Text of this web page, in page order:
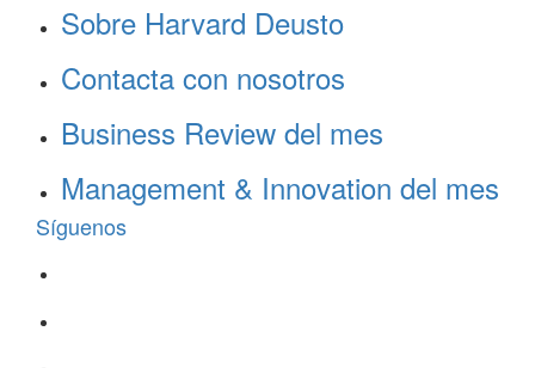
Sobre Harvard Deusto
Contacta con nosotros
Business Review del mes
Management & Innovation del mes
Síguenos